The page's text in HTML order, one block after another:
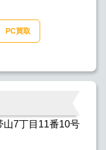
PC買取
山7丁目11番10号